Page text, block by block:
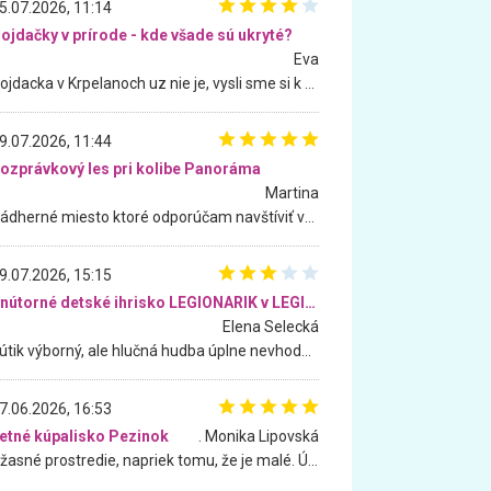
11:14
v prírode - kde všade sú ukryté?
Eva
11:44
les pri kolibe Panoráma
Martina
15:15
Vnútorné detské ihrisko LEGIONARIK v LEGIA Fitness
Elena Selecká
16:53
kúpalisko Pezinok
. Monika Lipovská